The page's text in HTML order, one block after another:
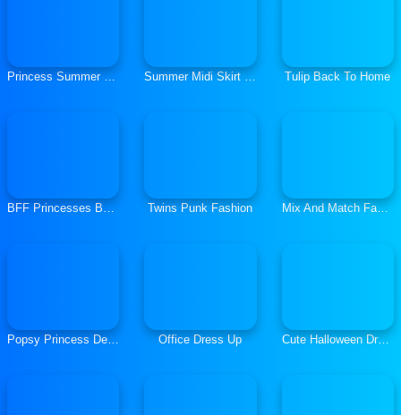
Princess Summer Fashion Summer Midi Skirt Fashion Tulip Back To Home
BFF Princesses Back to School Twins Punk Fashion Mix And Match Fashion
Popsy Princess Delicious Fashion Office Dress Up Cute Halloween Dress Up